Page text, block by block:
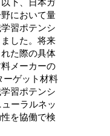
において量
習ポテンシ
した。将来
た際の具体
メーカーの
ーゲット材料
習ポテンシ
ーラルネッ
を協働で検